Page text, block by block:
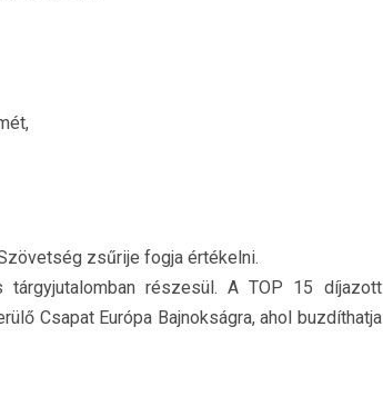
zsűrije fogja értékelni.
részesül. A TOP 15 díjazott
Csapat Európa Bajnokságra, ahol buzdíthatja